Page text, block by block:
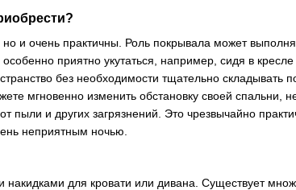
и очень практичны. Роль покрывала может
особенно приятно укутаться, например, сидя в
без необходимости тщательно складывать
мгновенно изменить обстановку своей спальни,
пыли и других загрязнений. Это чрезвычайно
неприятным ночью.
для кровати или дивана. Существует